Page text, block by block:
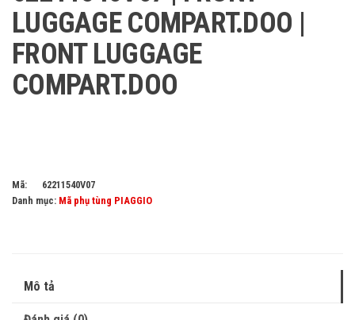
LUGGAGE COMPART.DOO |
FRONT LUGGAGE
COMPART.DOO
Mã:
62211540V07
Danh mục: Mã phụ tùng PIAGGIO
Mô tả